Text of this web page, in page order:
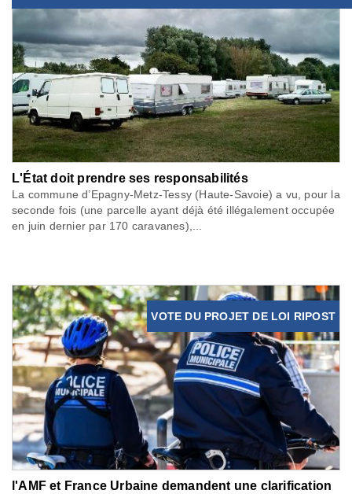
L'État doit prendre ses responsabilités
La commune d’Epagny-Metz-Tessy (Haute-Savoie) a vu, pour la
seconde fois (une parcelle ayant déjà été illégalement occupée
en juin dernier par 170 caravanes),...
VOTE DU PROJET DE LOI RIPOST
l'AMF et France Urbaine demandent une clarification